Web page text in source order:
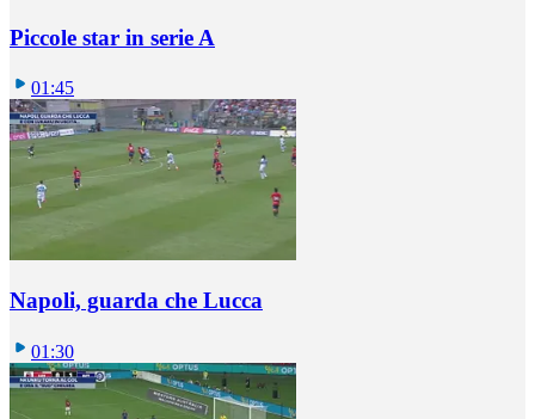
Piccole star in serie A
01:45
Napoli, guarda che Lucca
01:30